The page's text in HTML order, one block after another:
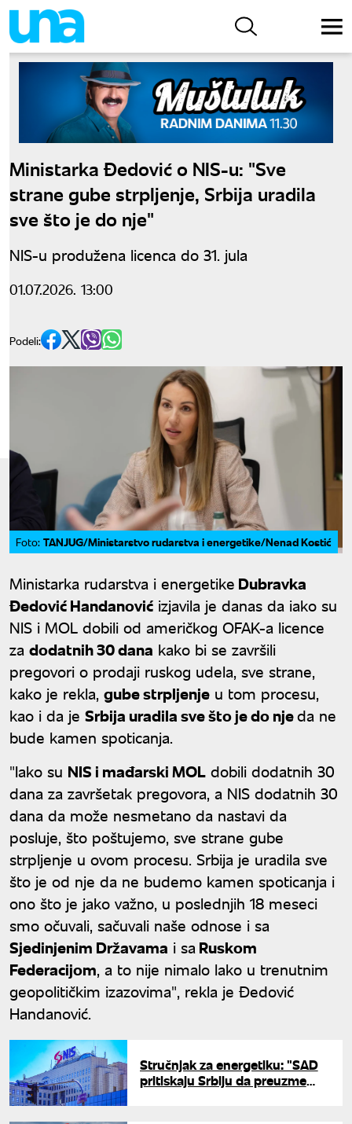
Ministarka Đedović o NIS-u: "Sve
strane gube strpljenje, Srbija uradila
sve što je do nje"
NIS-u produžena licenca do 31. jula
01.07.2026. 13:00
Podeli:
Foto: TANJUG/Ministarstvo rudarstva i energetike/Nenad Kostić
Ministarka rudarstva i energetike Dubravka
Đedović Handanović izjavila je danas da iako su
NIS i MOL dobili od američkog OFAK-a licence
za dodatnih 30 dana kako bi se završili
pregovori o prodaji ruskog udela, sve strane,
kako je rekla, gube strpljenje u tom procesu,
kao i da je Srbija uradila sve što je do njeda ne
bude kamen spoticanja.
"Iako su NIS i mađarski MOL dobili dodatnih 30
dana za završetak pregovora, a NIS dodatnih 30
dana da može nesmetano da nastavi da
posluje, što poštujemo, sve strane gube
strpljenje u ovom procesu. Srbija je uradila sve
što je od nje da ne budemo kamen spoticanja i
ono što je jako važno, u poslednjih 18 meseci
smo očuvali, sačuvali naše odnose i sa
Sjedinjenim Državama i sa Ruskom
Federacijom, a to nije nimalo lako u trenutnim
geopolitičkim izazovima", rekla je Đedović
Handanović.
Stručnjak za energetiku: "SAD
pritiskaju Srbiju da preuzme